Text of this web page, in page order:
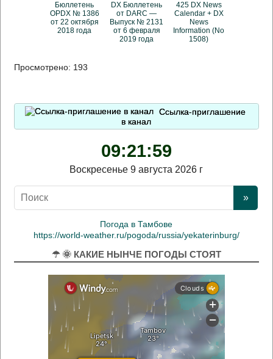
Бюллетень
OPDX № 1386
от 22 октября
2018 года
DX Бюллетень
от DARC —
Выпуск № 2131
от 6 февраля
2019 года
425 DX News
Calendar + DX
News
Information (No
1508)
Просмотрено: 193
Ссылка-приглашение
в канал
09:22:00
Воскресенье 9 августа 2026 г
Погода в Тамбове
https://world-weather.ru/pogoda/russia/yekaterinburg/
☂ 🌞 КАКИЕ НЫНЧЕ ПОГОДЫ СТОЯТ